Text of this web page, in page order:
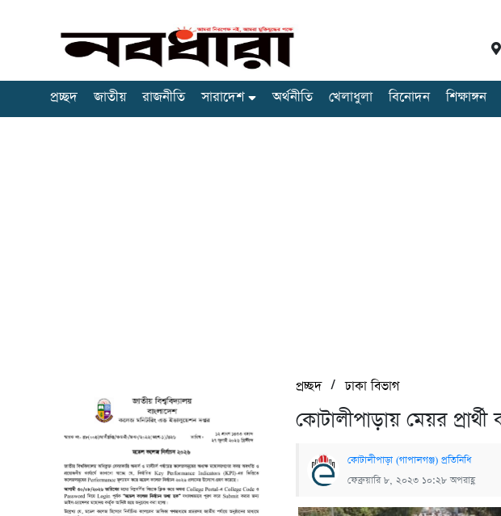
প্রচ্ছদ জাতীয় রাজনীতি সারাদেশ অর্থনীতি খেলাধুলা বিনোদন শিক্ষাঙ্গন
প্রচ্ছদ/ঢাকা বিভাগ
কোটালীপাড়ায় মেয়র
কোটালীপাড়া (গাপালগঞ্জ) প্রতিনিধি
ফেব্রুয়ারি ৮, ২০২৩ ১০:২৮ অপরাহ্ণ